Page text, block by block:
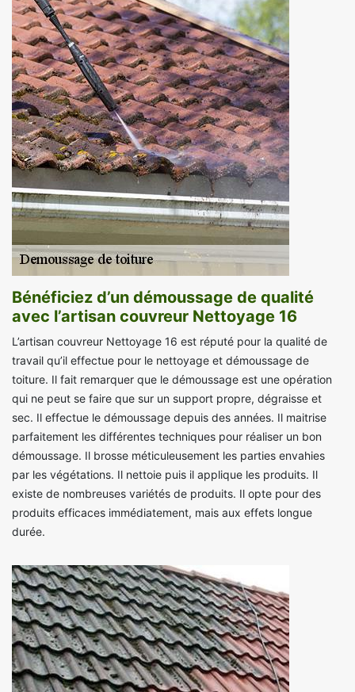
Bénéficiez d’un démoussage de qualité
avec l’artisan couvreur Nettoyage 16
L’artisan couvreur Nettoyage 16 est réputé pour la qualité de
travail qu’il effectue pour le nettoyage et démoussage de
toiture. Il fait remarquer que le démoussage est une opération
qui ne peut se faire que sur un support propre, dégraisse et
sec. Il effectue le démoussage depuis des années. Il maitrise
parfaitement les différentes techniques pour réaliser un bon
démoussage. Il brosse méticuleusement les parties envahies
par les végétations. Il nettoie puis il applique les produits. Il
existe de nombreuses variétés de produits. Il opte pour des
produits efficaces immédiatement, mais aux effets longue
durée.